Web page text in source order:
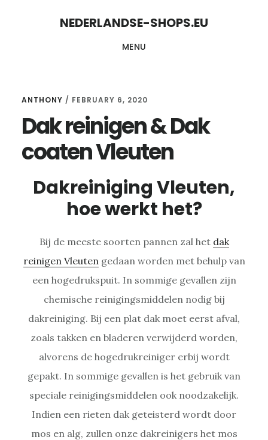
NEDERLANDSE-SHOPS.EU
MENU
ANTHONY / FEBRUARY 6, 2020
Dak reinigen & Dak
coaten Vleuten
Dakreiniging Vleuten,
hoe werkt het?
Bij de meeste soorten pannen zal het dak
reinigen Vleuten gedaan worden met behulp van
een hogedrukspuit. In sommige gevallen zijn
chemische reinigingsmiddelen nodig bij
dakreiniging. Bij een plat dak moet eerst afval,
zoals takken en bladeren verwijderd worden,
alvorens de hogedrukreiniger erbij wordt
gepakt. In sommige gevallen is het gebruik van
speciale reinigingsmiddelen ook noodzakelijk.
Indien een rieten dak geteisterd wordt door
mos en alg, zullen onze dakreinigers het mos